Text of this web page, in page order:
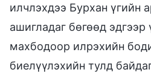
илчлэхдээ Бурхан үгийн
ашигладаг бөгөөд эдгээр
махбодоор илрэхийн
биелүүлэхийн тулд